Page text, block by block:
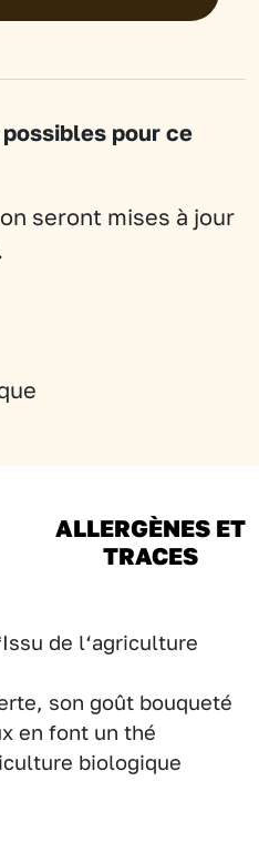
pour ce
seront mises à jour
ALLERGÈNES ET
TRACES
de l‘agriculture
son goût bouqueté
en font un thé
biologique